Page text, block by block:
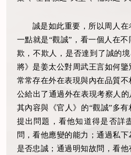
誠是如此重要，所以周人
一點就是“觀誠”，看一個人在
欺，不欺人，是否達到了誠的境
將》是姜太公對周武王言如何
常常存在外在表現與內在品質
公給出了通過外在表現考察人的
其內容與《官人》的“觀誠”多
提出問題，看他知道得是否詳
問，看他應變的能力；通過私
是否忠誠；通過明知故問，看